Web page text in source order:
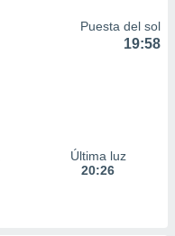
Puesta del sol
19:58
Última luz
20:26